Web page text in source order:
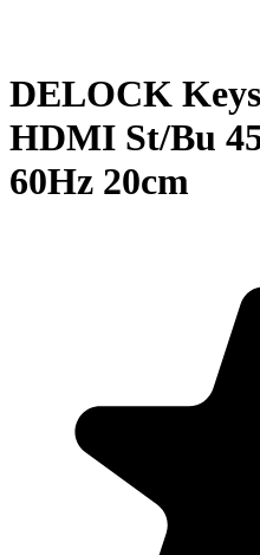
DELOCK
HDMI St/Bu
60Hz 20cm